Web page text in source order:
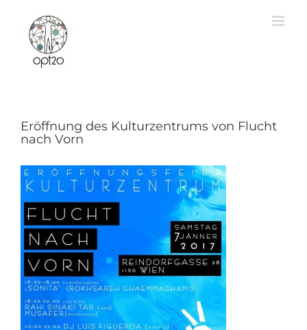
springen
Eröffnung des Kulturzentrums von Flucht
nach Vorn